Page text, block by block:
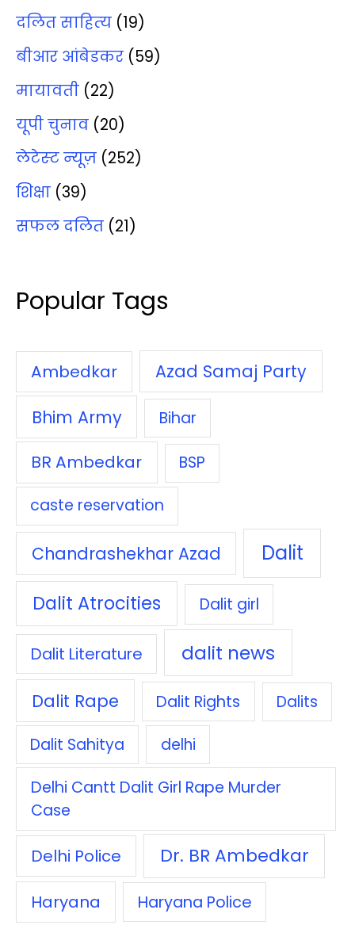
दलित साहित्‍य (19)
बीआर आंबेडकर (59)
मायावती (22)
यूपी चुनाव (20)
लेटेस्‍ट न्‍यूज़ (252)
शिक्षा (39)
सफल दलित (21)
Popular Tags
Ambedkar
Azad Samaj Party
Bhim Army
Bihar
BR Ambedkar
BSP
caste reservation
Chandrashekhar Azad Dalit
Dalit Atrocities Dalit girl
Dalit Literature dalit news
Dalit Rape Dalit Rights Dalits
Dalit Sahitya delhi
Delhi Cantt Dalit Girl Rape Murder
Case
Delhi Police Dr. BR Ambedkar
Haryana Haryana Police